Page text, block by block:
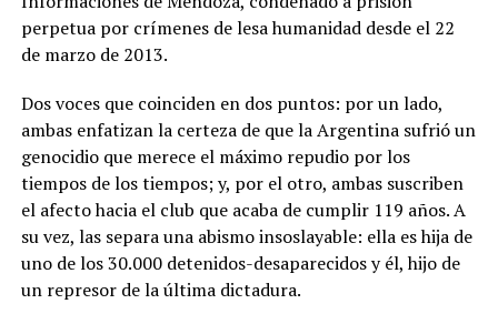
perpetua por crímenes de lesa humanidad desde el 22
de marzo de 2013.
Dos voces que coinciden en dos puntos: por un lado,
ambas enfatizan la certeza de que la Argentina sufrió un
genocidio que merece el máximo repudio por los
tiempos de los tiempos; y, por el otro, ambas suscriben
el afecto hacia el club que acaba de cumplir 119 años. A
su vez, las separa una abismo insoslayable: ella es hija de
uno de los 30.000 detenidos-desaparecidos y él, hijo de
un represor de la última dictadura.